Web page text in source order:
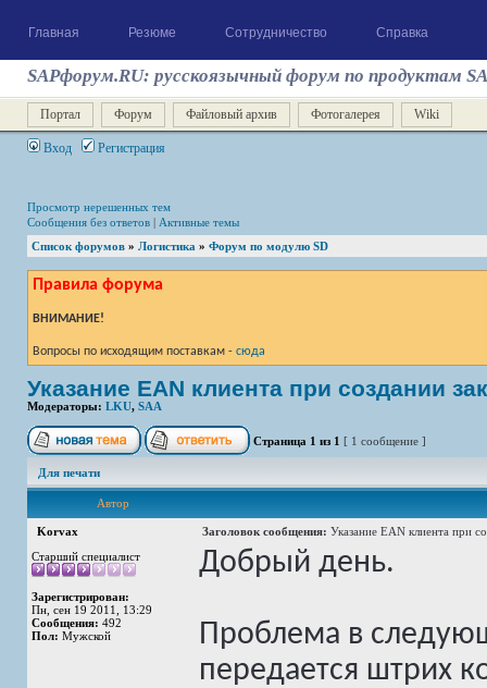
Главная Резюме Сотрудничество Справка
SAPфорум.RU: русскоязычный форум по продуктам
Портал Форум Файловый архив Фотогалерея Wiki
Вход Регистрация
Просмотр нерешенных тем
Сообщения без ответов | Активные темы
Список форумов » Логистика » Форум по модулю SD
Правила форума
ВНИМАНИЕ!
Вопросы по исходящим поставкам - сюда
Указание EAN клиента при создании
Модераторы: LKU, SAA
Страница 1 из 1 [ 1 сообщение ]
Для печати
Автор
Korvax Заголовок сообщения: Указание EAN клиента при
Старший специалист
Зарегистрирован:
Пн, сен 19 2011, 13:29
Сообщения: 492
Пол: Мужской
Добрый день.
Проблема в
передается штрих